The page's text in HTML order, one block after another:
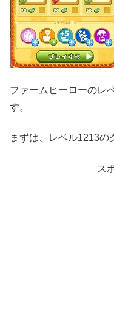
ファームヒーローのレ
す。
まずは、レベル1213の
ス